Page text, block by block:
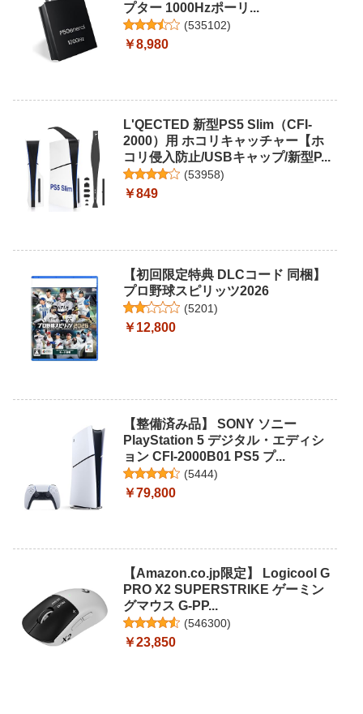
プター 1000Hzポーリ...
(535102)
￥8,980
L'QECTED 新型PS5 Slim（CFI-
2000）用 ホコリキャッチャー【ホ
コリ侵入防止/USBキャップ/新型P...
(53958)
￥849
【初回限定特典 DLCコード 同梱】
プロ野球スピリッツ2026
(5201)
￥12,800
【整備済み品】 SONY ソニー
PlayStation 5 デジタル・エディシ
ョン CFI-2000B01 PS5 プ...
(5444)
￥79,800
【Amazon.co.jp限定】 Logicool G
PRO X2 SUPERSTRIKE ゲーミン
グマウス G-PP...
(546300)
￥23,850